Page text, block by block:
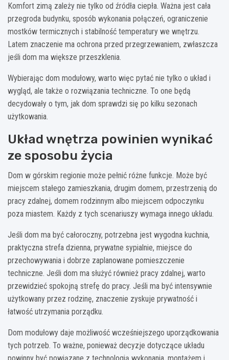
Komfort zimą zależy nie tylko od źródła ciepła. Ważna jest cała
przegroda budynku, sposób wykonania połączeń, ograniczenie
mostków termicznych i stabilność temperatury we wnętrzu.
Latem znaczenie ma ochrona przed przegrzewaniem, zwłaszcza
jeśli dom ma większe przeszklenia.
Wybierając dom modułowy, warto więc pytać nie tylko o układ i
wygląd, ale także o rozwiązania techniczne. To one będą
decydowały o tym, jak dom sprawdzi się po kilku sezonach
użytkowania.
Układ wnętrza powinien wynikać
ze sposobu życia
Dom w górskim regionie może pełnić różne funkcje. Może być
miejscem stałego zamieszkania, drugim domem, przestrzenią do
pracy zdalnej, domem rodzinnym albo miejscem odpoczynku
poza miastem. Każdy z tych scenariuszy wymaga innego układu.
Jeśli dom ma być całoroczny, potrzebna jest wygodna kuchnia,
praktyczna strefa dzienna, prywatne sypialnie, miejsce do
przechowywania i dobrze zaplanowane pomieszczenie
techniczne. Jeśli dom ma służyć również pracy zdalnej, warto
przewidzieć spokojną strefę do pracy. Jeśli ma być intensywnie
użytkowany przez rodzinę, znaczenie zyskuje prywatność i
łatwość utrzymania porządku.
Dom modułowy daje możliwość wcześniejszego uporządkowania
tych potrzeb. To ważne, ponieważ decyzje dotyczące układu